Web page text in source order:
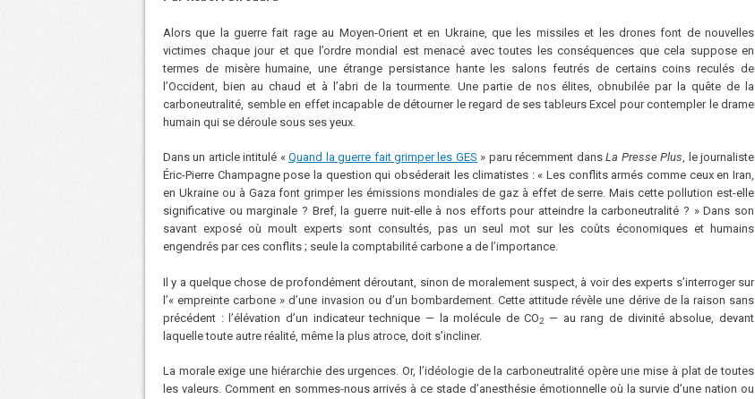
Alors que la guerre fait rage au Moyen-Orient et en Ukraine, que les missiles et les drones font de nouvelles
victimes chaque jour et que l’ordre mondial est menacé avec toutes les conséquences que cela suppose en
termes de misère humaine, une étrange persistance hante les salons feutrés de certains coins reculés de
l’Occident, bien au chaud et à l’abri de la tourmente. Une partie de nos élites, obnubilée par la quête de la
carboneutralité, semble en effet incapable de détourner le regard de ses tableurs Excel pour contempler le drame
humain qui se déroule sous ses yeux.
Dans un article intitulé «Quand la guerre fait grimper les GES » paru récemment dansLa Presse Plus, le journaliste
Éric-Pierre Champagne pose la question qui obséderait les climatistes : « Les conflits armés comme ceux en Iran,
en Ukraine ou à Gaza font grimper les émissions mondiales de gaz à effet de serre. Mais cette pollution est-elle
significative ou marginale ? Bref, la guerre nuit-elle à nos efforts pour atteindre la carboneutralité ? » Dans son
savant exposé où moult experts sont consultés, pas un seul mot sur les coûts économiques et humains
engendrés par ces conflits ; seule la comptabilité carbone a de l’importance.
Il y a quelque chose de profondément déroutant, sinon de moralement suspect, à voir des experts s’interroger sur
l’« empreinte carbone » d’une invasion ou d’un bombardement. Cette attitude révèle une dérive de la raison sans
précédent : l’élévation d’un indicateur technique — la molécule de CO2 — au rang de divinité absolue, devant
laquelle toute autre réalité, même la plus atroce, doit s’incliner.
La morale exige une hiérarchie des urgences. Or, l’idéologie de la carboneutralité opère une mise à plat de toutes
les valeurs. Comment en sommes-nous arrivés à ce stade d’anesthésie émotionnelle où la survie d’une nation ou